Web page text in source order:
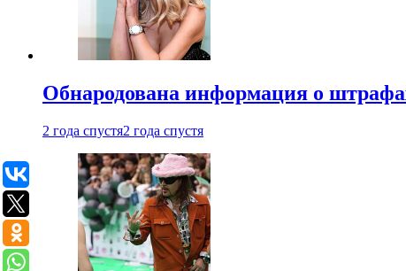
Обнародована информация о
2 года спустя2 года спустя